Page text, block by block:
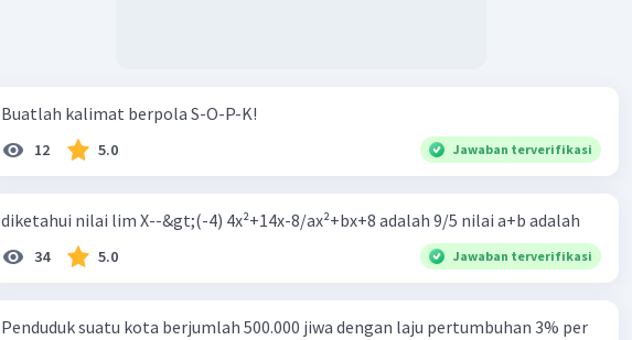
Buatlah kalimat berpola S-O-P-K!
12 5.0 Jawaban terverifikasi
diketahui nilai lim X--&gt;(-4) 4x²+14x-8/ax²+bx+8 adalah 9/5 nilai a+b adalah
34 5.0 Jawaban terverifikasi
Penduduk suatu kota berjumlah 500.000 jiwa dengan laju pertumbuhan 3% per